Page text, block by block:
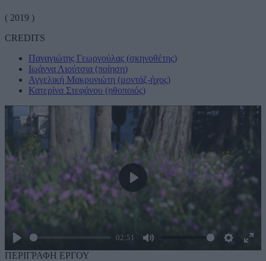
( 2019 )
CREDITS
Παναγιώτης Γεωργούλας (σκηνοθέτης)
Ιωάννα Λιούτσια (ποίηση)
Αγγελική Μακρυνιώτη (μοντάζ-ήχος)
Κατερίνα Στεφάνου (ηθοποιός)
Play
02:51
Mute Settings
Play
ΠΕΡΙΓΡΑΦΗ ΕΡΓΟΥ